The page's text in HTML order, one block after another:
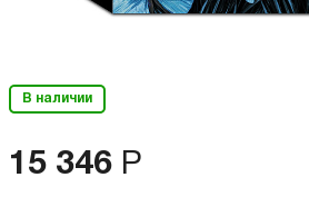
В наличии
15 346 Р